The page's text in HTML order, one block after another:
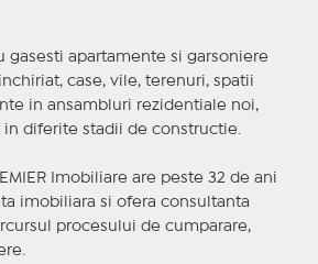
gasesti apartamente si garsoniere
case, vile, terenuri, spatii
in ansambluri rezidentiale noi,
in diferite stadii de constructie.
Imobiliare are peste 32 de ani
imobiliara si ofera consultanta
procesului de cumparare,